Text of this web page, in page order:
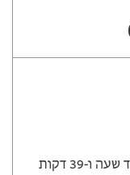
‫ו-39 דקות